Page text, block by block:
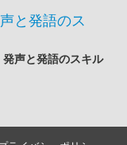
声と発語のスキル